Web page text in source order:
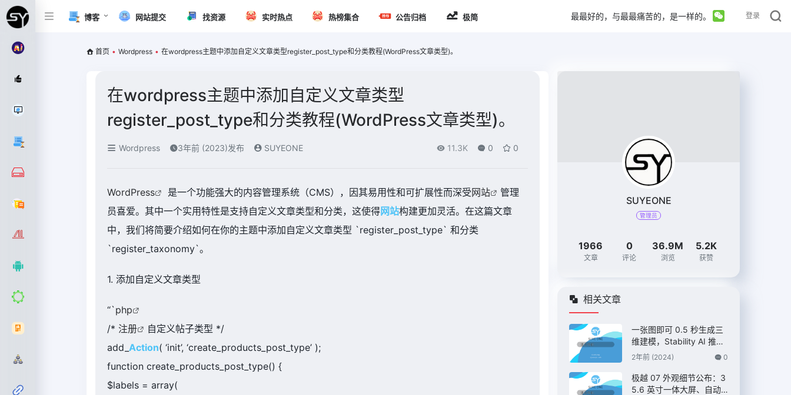
博客 网站提交 找资源 实时热点 热榜集合 公告归档 极简 最最好的，与最最痛苦的，是一样的。 登录
首页 • Wordpress • 在wordpress主题中添加自定义文章类型register_post_type和分类教程(WordPress文章类型)。
在wordpress主题中添加自定义文章类型
register_post_type和分类教程(WordPress文章类型)。
Wordpress 3年前 (2023)发布 SUYEONE 11.3K 0 0
WordPress 是一个功能强大的内容管理系统（CMS），因其易用性和可扩展性而深受网站
管理
员喜爱。其中一个实用特性是支持自定义文章类型和分类，这使得网站构建更加灵活。在这篇文章
中，我们将简要介绍如何在你的主题中添加自定义文章类型 `register_post_type` 和分类
`register_taxonomy`。
1. 添加自定义文章类型
“`php
/* 注册
自定义帖子类型 */
add_ Action( ‘init’, ‘create_products_post_type’ );
function create_products_post_type() {
$labels = array(
SUYEONE
管理员
1966
文章
0
评论
36.9M
浏览
5.2K
获赞
相关文章
一张图即可 0.5 秒生成三
维建模，Stability AI 推出
“Stable Fast 3D”模型
2年前 (2024) 0
极越 07 外观细节公布：3
5.6 英寸一体大屏、自动